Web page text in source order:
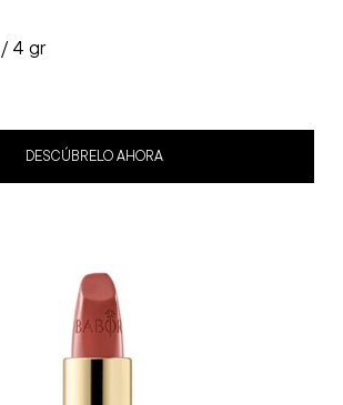
/ 4 gr
DESCÚBRELO AHORA